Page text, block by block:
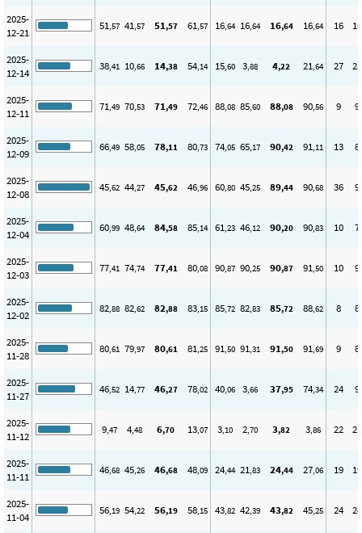
2025-
12-21
51,57 41,57 51,57 61,57 16,64 16,64 16,64 16,64 16 16
2025-
12-14
38,41 10,66 14,38 54,14 15,60 3,88 4,22 21,64 27 25
2025-
12-11
71,49 70,53 71,49 72,46 88,08 85,60 88,08 90,56 9 9
2025-
12-09
66,49 58,05 78,11 80,73 74,05 65,17 90,42 91,11 13 8
2025-
12-08
45,62 44,27 45,62 46,96 60,80 45,25 89,44 90,68 36 9
2025-
12-04
60,99 48,64 84,58 85,14 61,23 46,12 90,20 90,83 10 7
2025-
12-03
77,41 74,74 77,41 80,08 90,87 90,25 90,87 91,50 10 9
2025-
12-02
82,88 82,62 82,88 83,15 85,72 82,83 85,72 88,62 8 8
2025-
11-28
80,61 79,97 80,61 81,25 91,50 91,31 91,50 91,69 9 8
2025-
11-27
46,52 14,77 46,27 78,02 40,06 3,66 37,95 74,34 24 9
2025-
11-12
9,47 4,48 6,70 13,07 3,10 2,70 3,82 3,86 22 21
2025-
11-11
46,68 45,26 46,68 48,09 24,44 21,83 24,44 27,06 19 19
2025-
11-04
56,19 54,22 56,19 58,15 43,82 42,39 43,82 45,25 24 24